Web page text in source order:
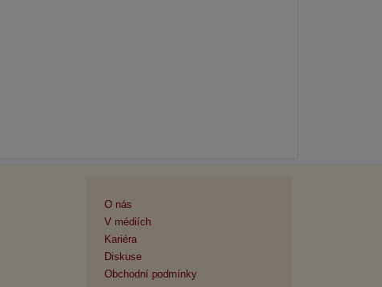
O nás
V médiích
Kariéra
Diskuse
Obchodní podmínky